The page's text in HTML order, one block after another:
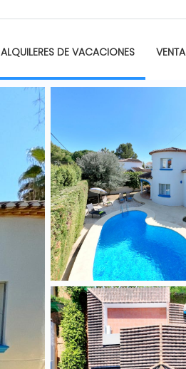
ALQUILERES DE VACACIONES VENTA